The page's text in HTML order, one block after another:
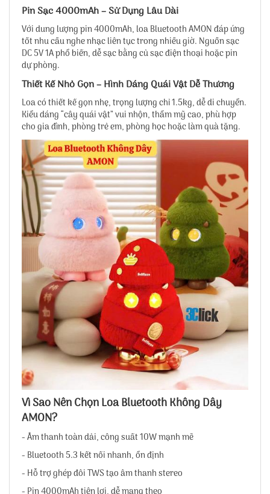
Pin Sạc 4000mAh – Sử Dụng Lâu Dài
Với dung lượng pin 4000mAh, loa Bluetooth AMON đáp ứng
tốt nhu cầu nghe nhạc liên tục trong nhiều giờ. Nguồn sạc
DC 5V 1A phổ biến, dễ sạc bằng củ sạc điện thoại hoặc pin
dự phòng.
Thiết Kế Nhỏ Gọn – Hình Dáng Quái Vật Dễ Thương
Loa có thiết kế gọn nhẹ, trọng lượng chỉ 1.5kg, dễ di chuyển.
Kiểu dáng “cây quái vật” vui nhộn, thẩm mỹ cao, phù hợp
cho gia đình, phòng trẻ em, phòng học hoặc làm quà tặng.
Vì Sao Nên Chọn Loa Bluetooth Không Dây
AMON?
- Âm thanh toàn dải, công suất 10W mạnh mẽ
- Bluetooth 5.3 kết nối nhanh, ổn định
- Hỗ trợ ghép đôi TWS tạo âm thanh stereo